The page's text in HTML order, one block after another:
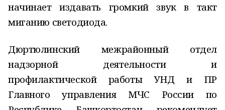
начинает издавать громкий звук в такт
миганию светодиода.
Дюртюлинский межрайонный отдел
надзорной деятельности и
профилактической работы УНД и ПР
Главного управления МЧС России по